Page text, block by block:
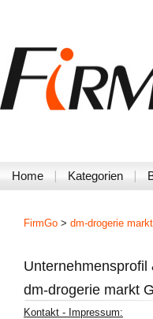
Home Kategorien
FirmGo > dm-drogerie
dm-drogerie markt
Kontakt - Impressum: